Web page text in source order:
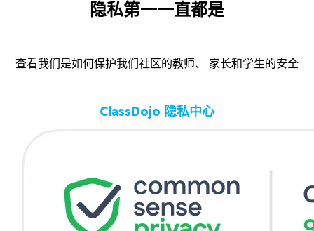
隐私第一一直都是
查看我们是如何保护我们社区的教师、 家长和学生的安全
ClassDojo 隐私中心